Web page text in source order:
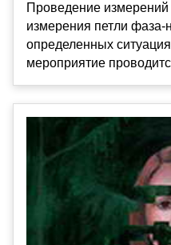
Проведение
измерения петли фаза-
определенных
мероприятие